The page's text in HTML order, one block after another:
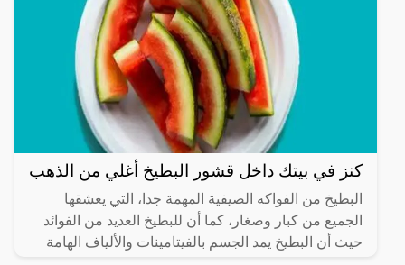
كنز في بيتك داخل قشور البطيخ أغلي من الذهب
البطيخ من الفواكه الصيفية المهمة جدا، التي يعشقها
الجميع من كبار وصغار، كما أن للبطيخ العديد من الفوائد
حيث أن البطيخ يمد الجسم بالفيتامينات والألياف الهامة